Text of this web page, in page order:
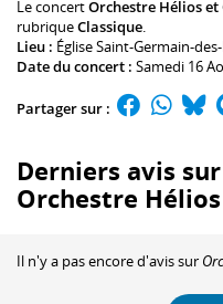
Le concertOrchestre Hélios et
rubriqueClassique.
Lieu : Église Saint-Germain-
Date du concert : Samedi 16
Partager sur :
Derniers avis
Orchestre
Il n'y a pas encore d'avis sur